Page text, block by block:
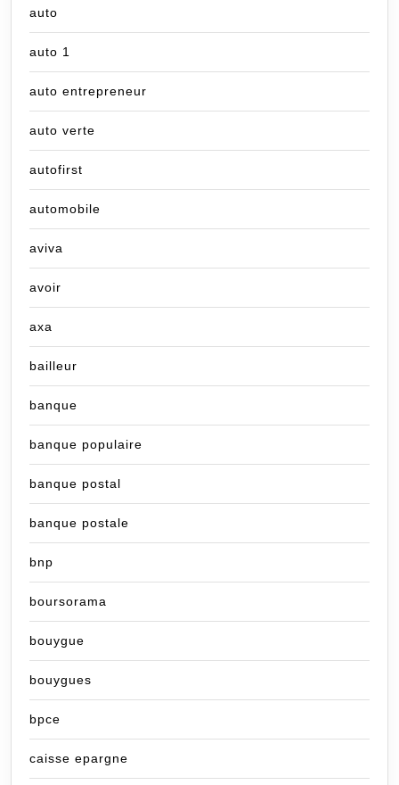
auto
auto 1
auto entrepreneur
auto verte
autofirst
automobile
aviva
avoir
axa
bailleur
banque
banque populaire
banque postal
banque postale
bnp
boursorama
bouygue
bouygues
bpce
caisse epargne